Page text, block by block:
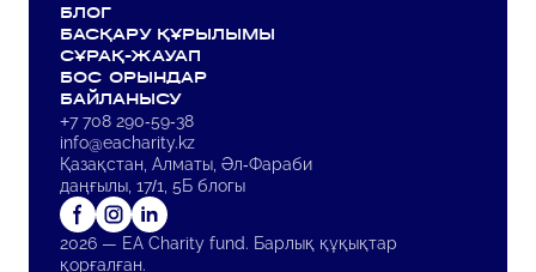
ҚАЗАҚСТАНДАҒЫ ОНКОЛОГИЯ ЖОҒАРЫ
МЕКТЕБІ
БАТЫРХАН ШӨКЕНОВ АТЫНДАҒЫ ҚОР
OYLA ЖУРНАЛЫ
ҚОРДЫҢ ДИРЕКТОРЫ АЙДАР
БӨРІБАЕВПЕН СҰХБАТ
БЛОГ
БАСҚАРУ ҚҰРЫЛЫМЫ
СҰРАҚ-ЖАУАП
БОС ОРЫНДАР
БАЙЛАНЫСУ
+7 708 290-59-38
info@eacharity.kz
Қазақстан, Алматы, Әл-Фараби
даңғылы, 17/1, 5Б блогы
2026 — EA Charity fund. Барлық құқықтар
қорғалған.